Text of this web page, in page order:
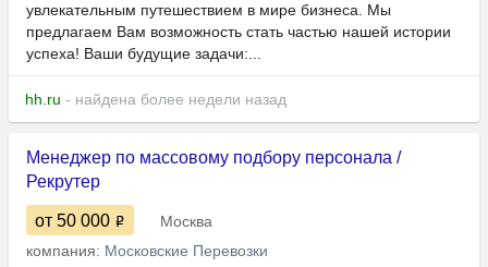
увлекательным путешествием в мире бизнеса. Мы
предлагаем Вам возможность стать частью нашей истории
успеха! Ваши будущие задачи:...
hh.ru - найдена более недели назад
Менеджер по массовому подбору персонала /
Рекрутер
от 50 000
Москва
компания: Московские Перевозки